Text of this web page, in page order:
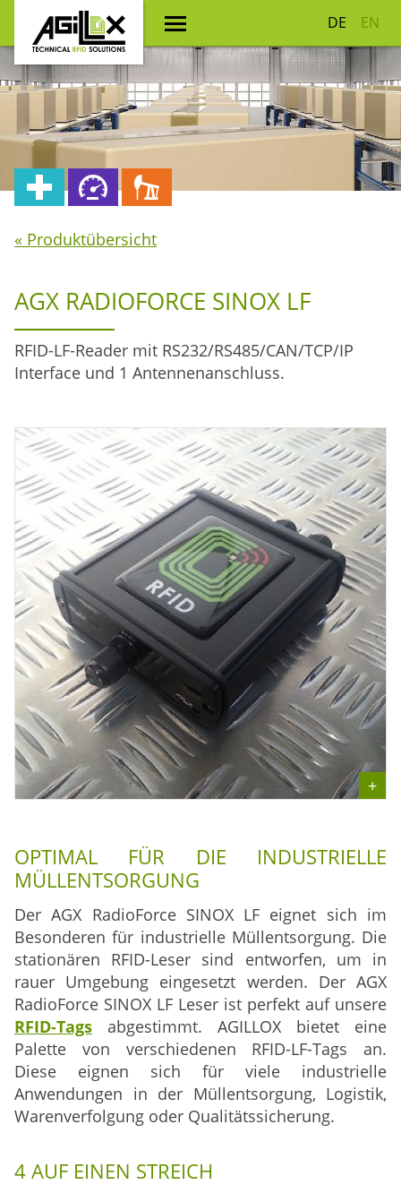
DE EN
« Produktübersicht
AGX RADIOFORCE SINOX LF
RFID-LF-Reader mit RS232/RS485/CAN/TCP/IP
Interface und 1 Antennenanschluss.
OPTIMAL FÜR DIE INDUSTRIELLE
MÜLLENTSORGUNG
DerAGX RadioForce SINOX LF eignet sich im
Besonderen für industrielle Müllentsorgung. Die
stationären RFID-Leser sind entworfen, um in
rauer Umgebung eingesetzt werden. DerAGX
RadioForce SINOX LF Leser ist perfekt auf unsere
RFID-Tags abgestimmt. AGILLOX bietet eine
Palette von verschiedenen RFID-LF-Tags an.
Diese eignen sich für viele industrielle
Anwendungen in der Müllentsorgung, Logistik,
Warenverfolgung oder Qualitätssicherung.
4 AUF EINEN STREICH